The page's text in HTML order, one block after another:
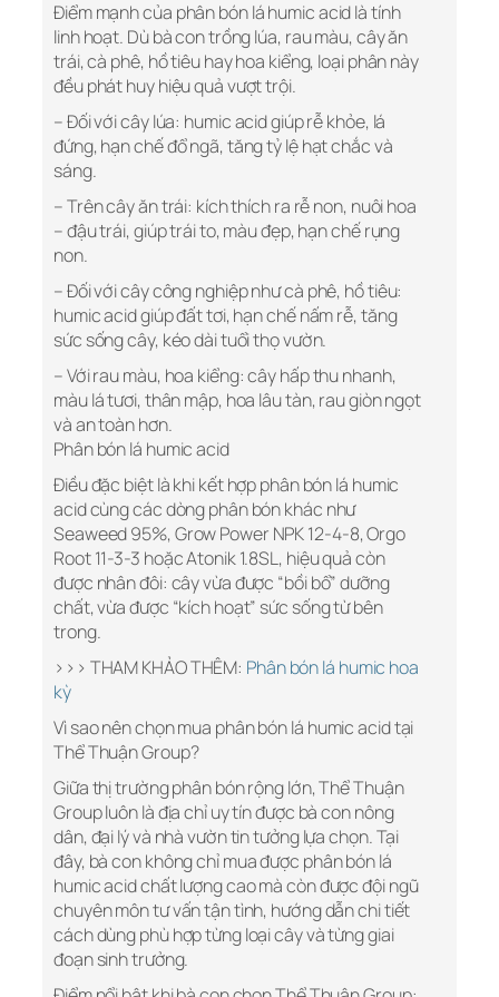
Điểm mạnh của phân bón lá humic acid là tính
linh hoạt. Dù bà con trồng lúa, rau màu, cây ăn
trái, cà phê, hồ tiêu hay hoa kiểng, loại phân này
đều phát huy hiệu quả vượt trội.
– Đối với cây lúa: humic acid giúp rễ khỏe, lá
đứng, hạn chế đổ ngã, tăng tỷ lệ hạt chắc và
sáng.
– Trên cây ăn trái: kích thích ra rễ non, nuôi hoa
– đậu trái, giúp trái to, màu đẹp, hạn chế rụng
non.
– Đối với cây công nghiệp như cà phê, hồ tiêu:
humic acid giúp đất tơi, hạn chế nấm rễ, tăng
sức sống cây, kéo dài tuổi thọ vườn.
– Với rau màu, hoa kiểng: cây hấp thu nhanh,
màu lá tươi, thân mập, hoa lâu tàn, rau giòn ngọt
và an toàn hơn.
Phân bón lá humic acid
Điều đặc biệt là khi kết hợp phân bón lá humic
acid cùng các dòng phân bón khác như
Seaweed 95%, Grow Power NPK 12-4-8, Orgo
Root 11-3-3 hoặc Atonik 1.8SL, hiệu quả còn
được nhân đôi: cây vừa được “bồi bổ” dưỡng
chất, vừa được “kích hoạt” sức sống từ bên
trong.
>>> THAM KHẢO THÊM: Phân bón lá humic hoa
kỳ
Vì sao nên chọn mua phân bón lá humic acid tại
Thể Thuận Group?
Giữa thị trường phân bón rộng lớn, Thể Thuận
Group luôn là địa chỉ uy tín được bà con nông
dân, đại lý và nhà vườn tin tưởng lựa chọn. Tại
đây, bà con không chỉ mua được phân bón lá
humic acid chất lượng cao mà còn được đội ngũ
chuyên môn tư vấn tận tình, hướng dẫn chi tiết
cách dùng phù hợp từng loại cây và từng giai
đoạn sinh trưởng.